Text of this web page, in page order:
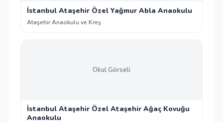
İstanbul Ataşehir Özel Yağmur Abla Anaokulu
Ataşehir Anaokulu ve Kreş
Okul Görseli
İstanbul Ataşehir Özel Ataşehir Ağaç Kovuğu
Anaokulu